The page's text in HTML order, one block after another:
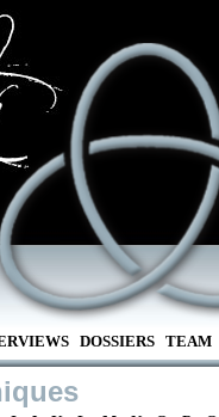
DOSSIERS TEAM